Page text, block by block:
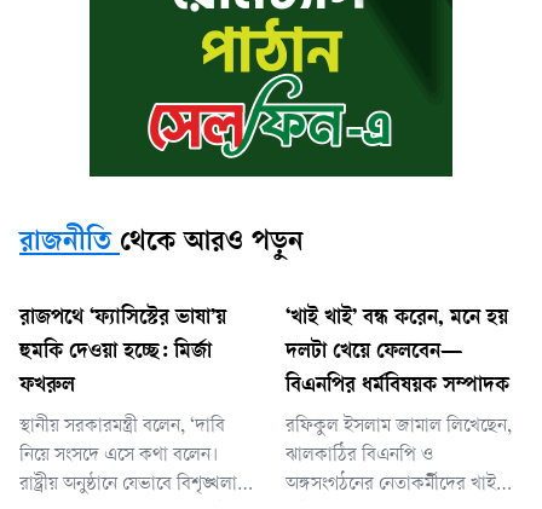
রাজনীতি থেকে আরও পড়ুন
রাজপথে ‘ফ্যাসিস্টের ভাষা’য়
হুমকি দেওয়া হচ্ছে: মির্জা
ফখরুল
স্থানীয় সরকারমন্ত্রী বলেন, ‘দাবি
নিয়ে সংসদে এসে কথা বলেন।
রাষ্ট্রীয় অনুষ্ঠানে যেভাবে বিশৃঙ্খলা
‘খাই খাই’ বন্ধ করেন, মনে হয়
দলটা খেয়ে ফেলবেন—
বিএনপির ধর্মবিষয়ক সম্পাদক
রফিকুল ইসলাম জামাল লিখেছেন,
ঝালকাঠির বিএনপি ও
অঙ্গসংগঠনের নেতাকর্মীদের খাই